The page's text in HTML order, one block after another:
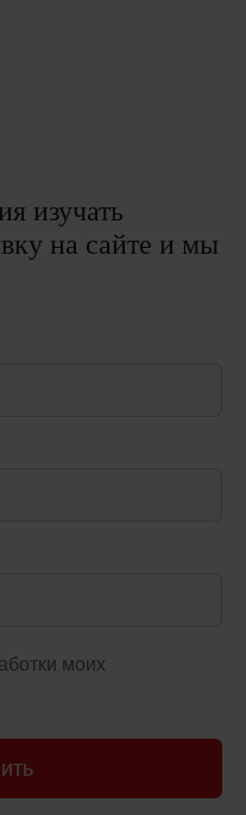
изучать
на сайте и мы
моих